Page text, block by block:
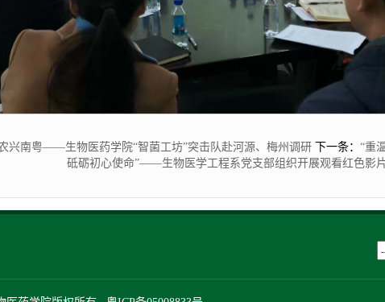
兴南粤——生物医药学院“智菌工坊”突击队赴河源、梅州调研 下一条： “重
砥砺初心使命”——生物医学工程系党支部组织开展观看红色影